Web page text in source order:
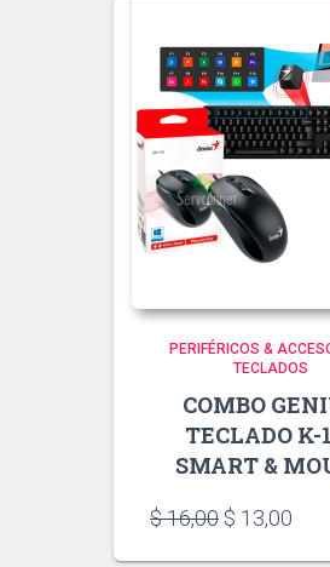
PERIFÉRICOS &
TECLADOS
COMBO
TECLADO K-
SMART &
$16,00 El
$ 13,00